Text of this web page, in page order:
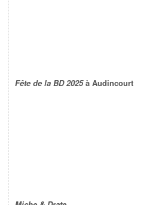
Fête de la BD 2025à Audincourt